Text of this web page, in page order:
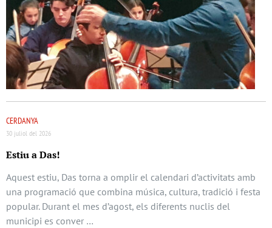
CERDANYA
30 juliol del 2026
Estiu a Das!
Aquest estiu, Das torna a omplir el calendari d’activitats amb
una programació que combina música, cultura, tradició i festa
popular. Durant el mes d’agost, els diferents nuclis del
municipi es conver …